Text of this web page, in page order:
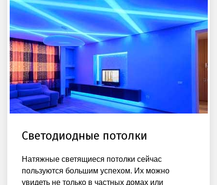
Светодиодные потолки
Натяжные светящиеся потолки сейчас
пользуются большим успехом. Их можно
увидеть не только в частных домах или